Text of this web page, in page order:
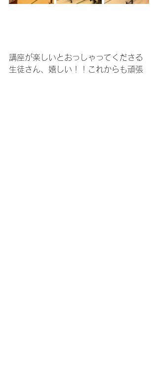
講座が楽しいとおっしゃってくださる
生徒さん、嬉しい！！これからも頑張